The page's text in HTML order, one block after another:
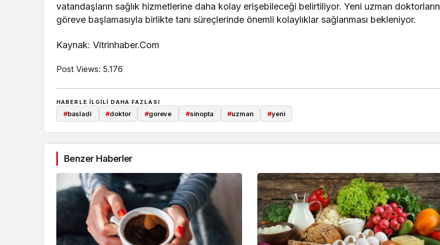
vatandaşların sağlık hizmetlerine daha kolay erişebileceği belirtiliyor. Yeni uzman doktorların
göreve başlamasıyla birlikte tanı süreçlerinde önemli kolaylıklar sağlanması bekleniyor.
Kaynak: Vitrinhaber.Com
Post Views: 5.176
HABERLE ILGILI DAHA FAZLASI
#basladi #doktor #goreve #sinopta #uzman #yeni
Benzer Haberler